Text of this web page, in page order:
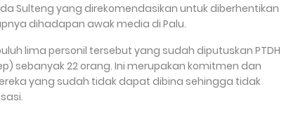
Sulteng yang direkomendasikan untuk diberhentikan
dihadapan awak media di Palu.
lima personil tersebut yang sudah diputuskan PTDH
sebanyak 22 orang. Ini merupakan komitmen dan
yang sudah tidak dapat dibina sehingga tidak